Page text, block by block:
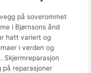
på soverommet
i Bjørnsons ånd
hatt variert og
i verden og
Skjermreparasjon
på reparasjoner